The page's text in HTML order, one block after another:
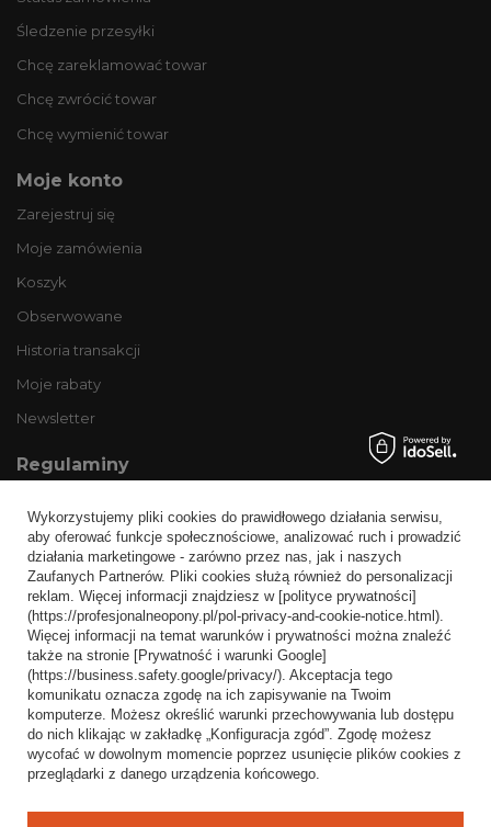
Śledzenie przesyłki
Chcę zareklamować towar
Chcę zwrócić towar
Chcę wymienić towar
Moje konto
Zarejestruj się
Moje zamówienia
Koszyk
Obserwowane
Historia transakcji
Moje rabaty
Newsletter
Regulaminy
Wysyłka
Sposoby płatności i prowizje
Regulamin
Polityka prywatności
Odstąpienie od umowy
Popularne kategorie
Opony bezdętkowe
Opony dętkowe
Wykorzystujemy pliki cookies do prawidłowego działania serwisu,
aby oferować funkcje społecznościowe, analizować ruch i prowadzić
działania marketingowe - zarówno przez nas, jak i naszych
Zaufanych Partnerów. Pliki cookies służą również do personalizacji
reklam. Więcej informacji znajdziesz w [polityce prywatności]
(https://profesjonalneopony.pl/pol-privacy-and-cookie-notice.html).
Więcej informacji na temat warunków i prywatności można znaleźć
także na stronie [Prywatność i warunki Google]
(https://business.safety.google/privacy/). Akceptacja tego
komunikatu oznacza zgodę na ich zapisywanie na Twoim
komputerze. Możesz określić warunki przechowywania lub dostępu
do nich klikając w zakładkę „Konfiguracja zgód”. Zgodę możesz
wycofać w dowolnym momencie poprzez usunięcie plików cookies z
przeglądarki z danego urządzenia końcowego.